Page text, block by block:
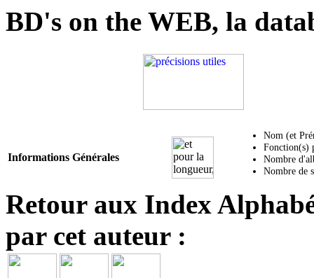
BD's on the WEB, la
Informations Générales
Nom (et
Fonction(s)
Nombre
Nombre de
Retour aux Index
par cet auteur :